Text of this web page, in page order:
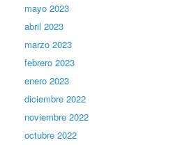
mayo 2023
abril 2023
marzo 2023
febrero 2023
enero 2023
diciembre 2022
noviembre 2022
octubre 2022